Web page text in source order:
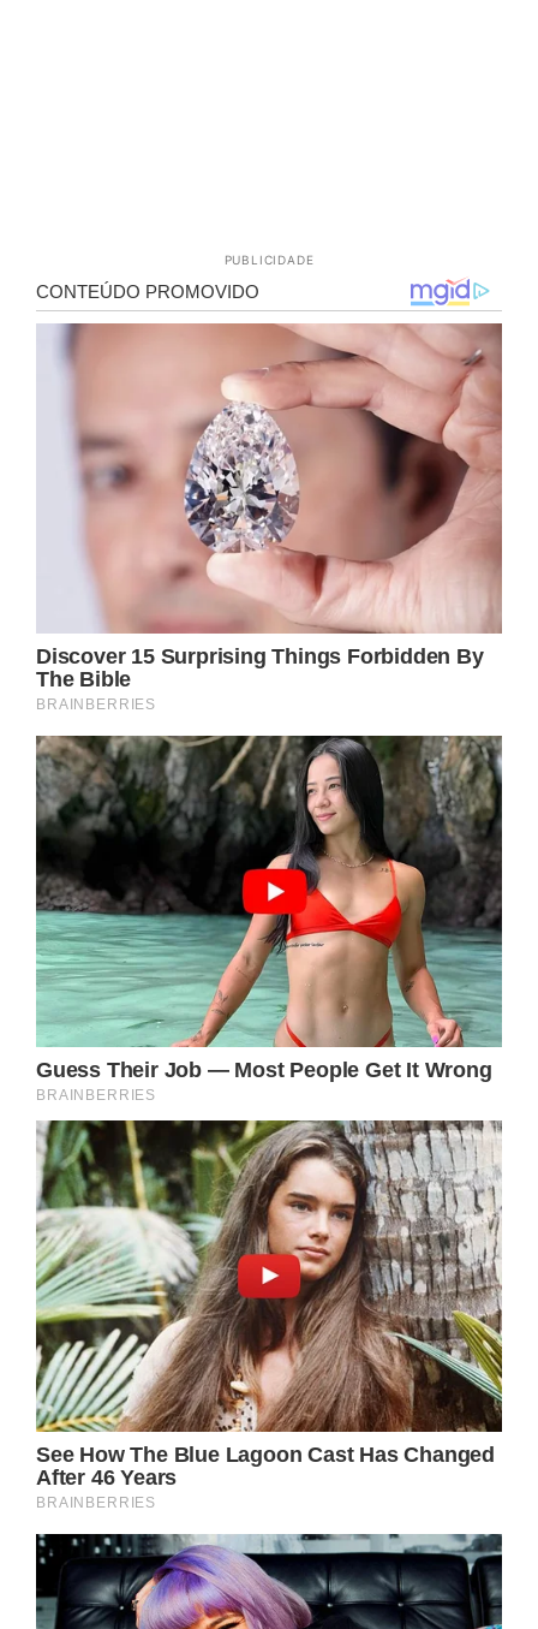
PUBLICIDADE